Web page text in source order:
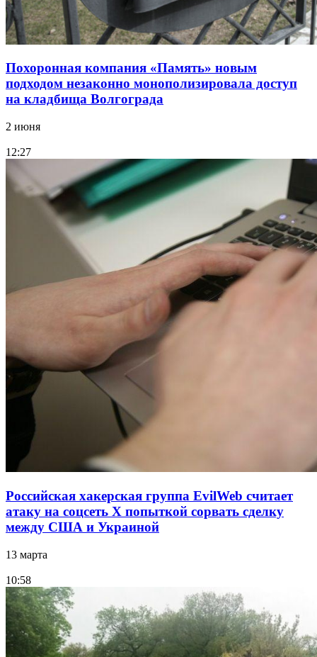
Похоронная компания «Память» новым
подходом незаконно монополизировала доступ
на кладбища Волгограда
2 июня
12:27
Российская хакерская группа EvilWeb считает
атаку на соцсеть Х попыткой сорвать сделку
между США и Украиной
13 марта
10:58